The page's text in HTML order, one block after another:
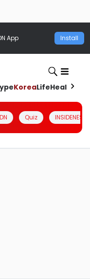
App Install
KoreaLifeHealth
Quiz INSIDENESIA